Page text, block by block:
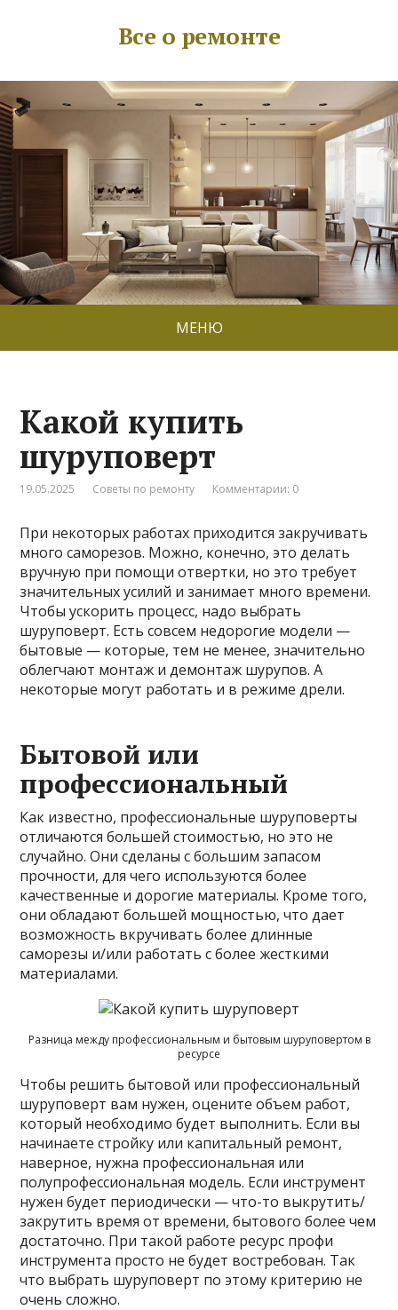
Все о ремонте
МЕНЮ
Какой купить
шуруповерт
19.05.2025 Советы по ремонту Комментарии: 0
При некоторых работах приходится закручивать
много саморезов. Можно, конечно, это делать
вручную при помощи отвертки, но это требует
значительных усилий и занимает много времени.
Чтобы ускорить процесс, надо выбрать
шуруповерт. Есть совсем недорогие модели —
бытовые — которые, тем не менее, значительно
облегчают монтаж и демонтаж шурупов. А
некоторые могут работать и в режиме дрели.
Бытовой или
профессиональный
Как известно, профессиональные шуруповерты
отличаются большей стоимостью, но это не
случайно. Они сделаны с большим запасом
прочности, для чего используются более
качественные и дорогие материалы. Кроме того,
они обладают большей мощностью, что дает
возможность вкручивать более длинные
саморезы и/или работать с более жесткими
материалами.
Разница между профессиональным и бытовым шуруповертом в
ресурсе
Чтобы решить бытовой или профессиональный
шуруповерт вам нужен, оцените объем работ,
который необходимо будет выполнить. Если вы
начинаете стройку или капитальный ремонт,
наверное, нужна профессиональная или
полупрофессиональная модель. Если инструмент
нужен будет периодически — что-то выкрутить/
закрутить время от времени, бытового более чем
достаточно. При такой работе ресурс профи
инструмента просто не будет востребован. Так
что выбрать шуруповерт по этому критерию не
очень сложно.